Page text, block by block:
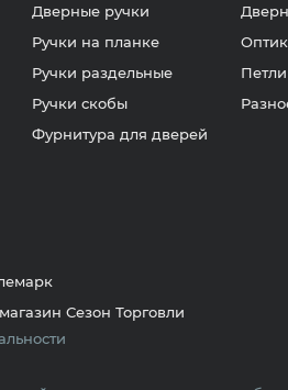
Дверные ручки
Ручки на планке
Ручки раздельные
Ручки скобы
Фурнитура для дверей
Петли
Сезон Торговли